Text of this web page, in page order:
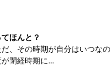
ほんと？
、その時期が自分はいつな
閉経時期に...